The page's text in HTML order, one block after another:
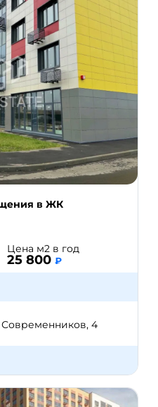
в ЖК
Цена м2 в год
25 800 ₽
4